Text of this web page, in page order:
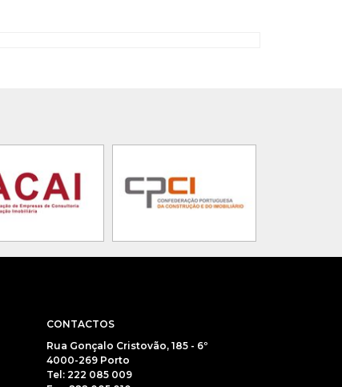
CONTACTOS
Rua Gonçalo Cristovão, 185 - 6º
4000-269 Porto
Tel: 222 085 009